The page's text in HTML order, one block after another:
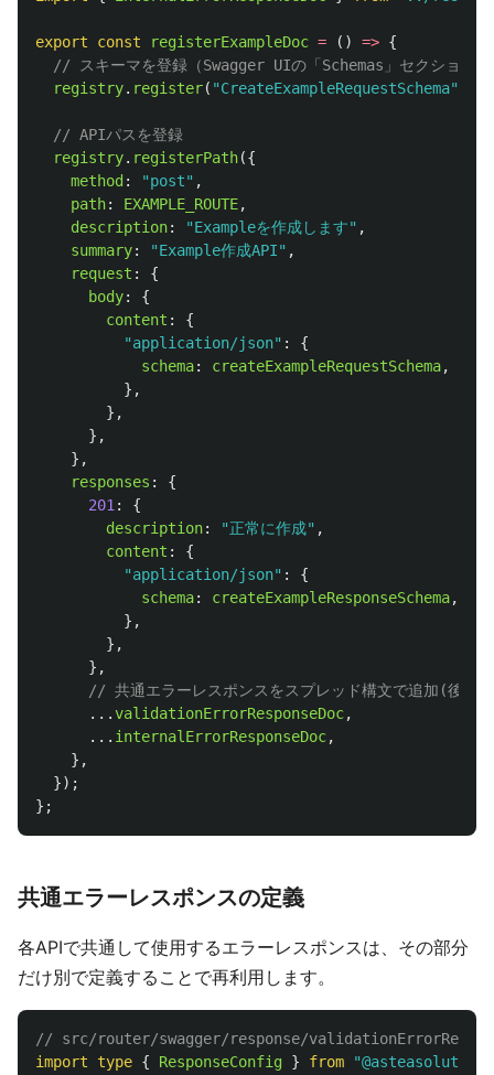
export const registerExampleDoc = () => {
// スキーマを登録（Swagger UIの「Schemas」セクションに
registry. register( "CreateExampleRequestSchema"
// APIパスを登録
registry. registerPath({
method : "post" ,
path: EXAMPLE_ROUTE,
description: "Exampleを作成します" ,
summary: "Example作成API" ,
request :
{
body:
{
content :
{
"application/json" :
{
schema: createExampleRequestSchema,
},
},
},
},
responses :
{
201 :
{
description: "正常に作成" ,
content :
{
"application/json" :
{
schema: createExampleResponseSchema,
},
},
},
// 共通エラーレスポンスをスプレッド構文で追加(後記)
...validationErrorResponseDoc,
... internalErrorResponseDoc,
},
});
};
共通エラーレスポンスの定義
各APIで共通して使用するエラーレスポンスは、その部分
だけ別で定義することで再利用します。
// src/router/swagger/response/
import
type { ResponseConfig } from "